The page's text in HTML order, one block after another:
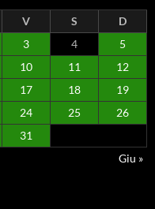
V S
D
3 4
5
10 11
12
17 18
19
24 25
26
31
Giu »